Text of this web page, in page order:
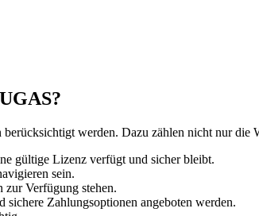
werden. Dazu zählen nicht nur die
gültige Lizenz verfügt und sicher bleibt.
sein.
Verfügung stehen.
sichere Zahlungsoptionen angeboten werden.